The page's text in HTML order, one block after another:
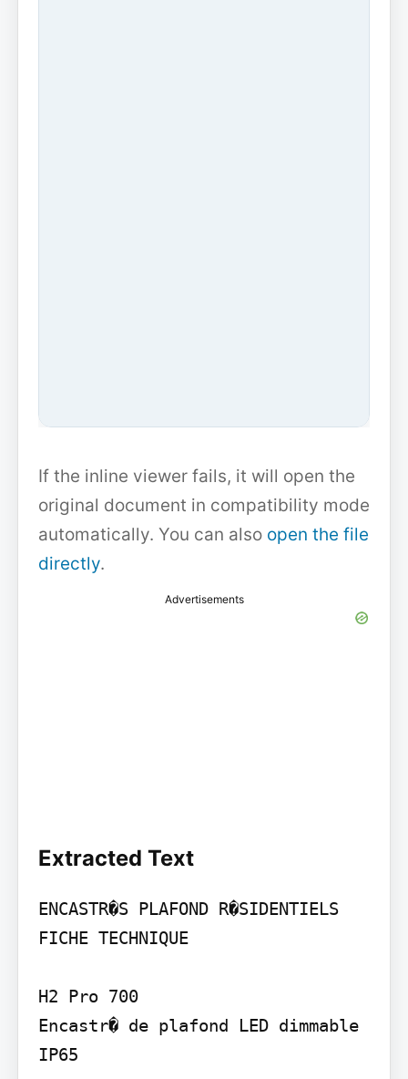
If the inline viewer fails, it will open the
original document in compatibility mode
automatically. You can also open the file
directly.
Advertisements
Extracted Text
ENCASTR�S PLAFOND R�SIDENTIELS
FICHE TECHNIQUE
H2 Pro 700
Encastr� de plafond LED dimmable
IP65